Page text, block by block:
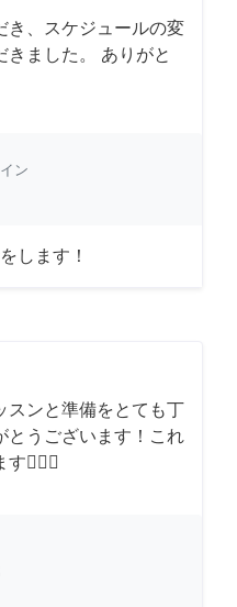
き、スケジュールの変
ました。 ありがと
ン
します！
スンと準備をとても丁
とうございます！これ
🙇‍♀️✨